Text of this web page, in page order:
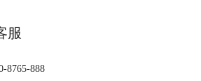
服
8765-888